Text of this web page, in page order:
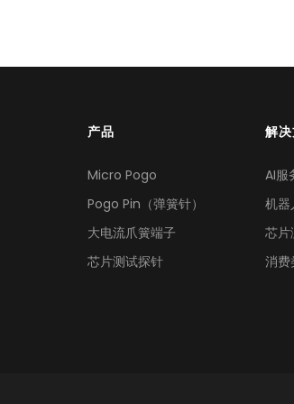
产品
Micro Pogo
Pogo Pin（弹簧针）
大电流爪簧端子
芯片测试探针
解
AI服
机器
芯片
消费